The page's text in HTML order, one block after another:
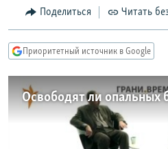
главной
навигации
Вернутся
поиску
КУЛЬТУРА
IDEL.РЕАЛИИ
КАВКАЗ.РЕАЛИИ
СЕВЕР.РЕАЛИИ
СИБИРЬ.РЕАЛИИ
РАСПИСАНИЕ ВЕЩАНИЯ
Поделиться Читать
Приоритетный источник в Google
Освободят ли опальных